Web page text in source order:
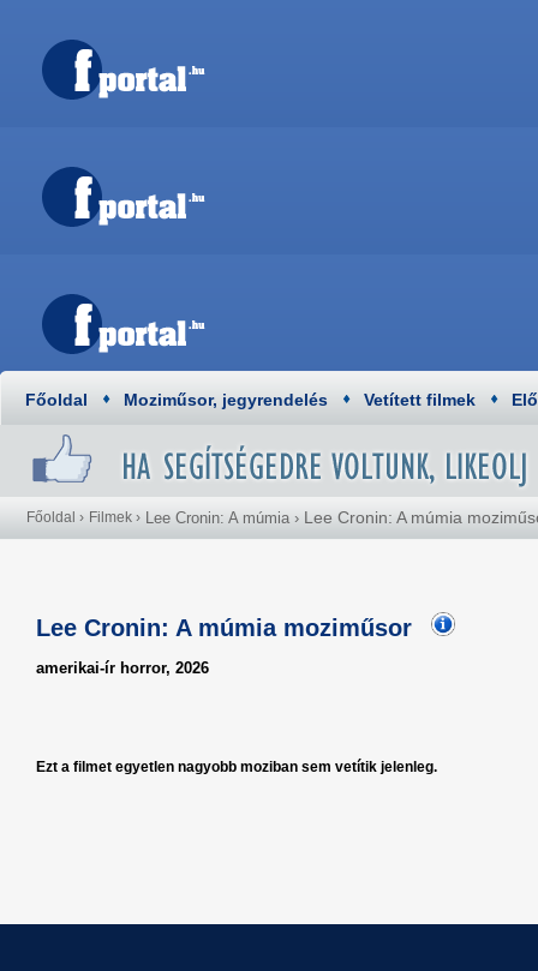
Főoldal Moziműsor, jegyrendelés Vetített filmek
Főoldal › Filmek › Lee Cronin: A múmia › Lee Cronin: A múmia
Lee Cronin: A múmia moziműsor
amerikai-ír horror, 2026
Ezt a filmet egyetlen nagyobb moziban sem vetítik jelenleg.